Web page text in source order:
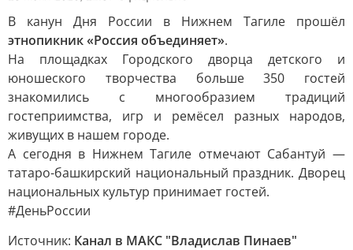
В канун Дня России в Нижнем Тагиле прошёл
этнопикник «Россия объединяет».
На площадках Городского дворца детского и
юношеского творчества больше 350 гостей
знакомились с многообразием традиций
гостеприимства, игр и ремёсел разных народов,
живущих в нашем городе.
А сегодня в Нижнем Тагиле отмечают Сабантуй —
татаро-башкирский национальный праздник. Дворец
национальных культур принимает гостей.
#ДеньРоссии
Источник: Канал в МАКС "Владислав Пинаев"